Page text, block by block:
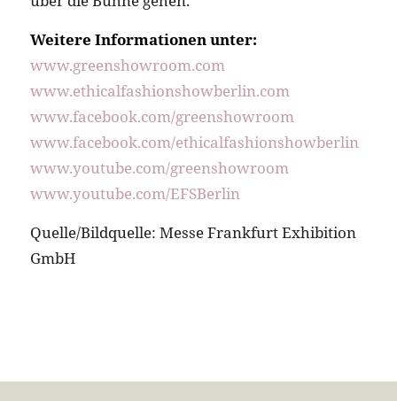
Weitere Informationen unter:
www.greenshowroom.com
www.ethicalfashionshowberlin.com
www.facebook.com/greenshowroom
www.facebook.com/ethicalfashionshowberlin
www.youtube.com/greenshowroom
www.youtube.com/EFSBerlin
Quelle/Bildquelle: Messe Frankfurt Exhibition
GmbH